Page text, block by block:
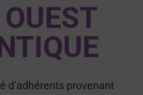
d’adhérents provenant